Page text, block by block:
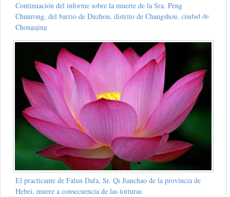
Continuación del informe sobre la muerte de la Sra. Peng
Chunrong, del barrio de Duzhou, distrito de Changshou, ciudad de
Chongqing
El practicante de Falun Dafa, Sr. Qi Jianchao de la provincia de
Hebei, muere a consecuencia de las torturas